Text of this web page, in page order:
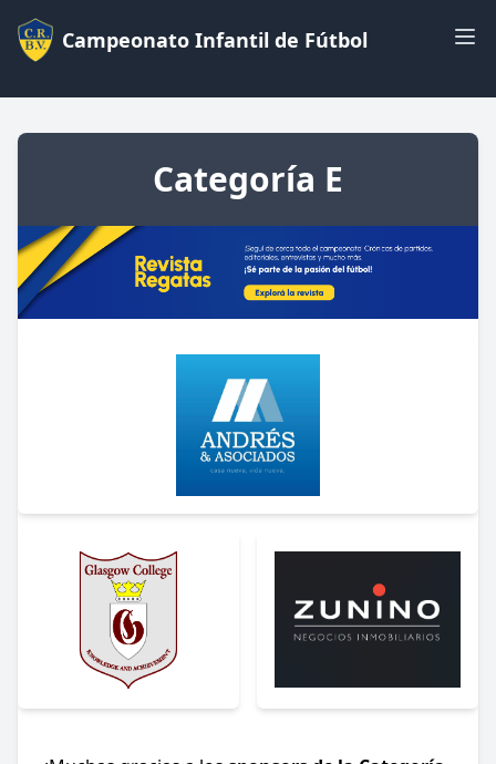
Campeonato Infantil de Fútbol
Categoría E